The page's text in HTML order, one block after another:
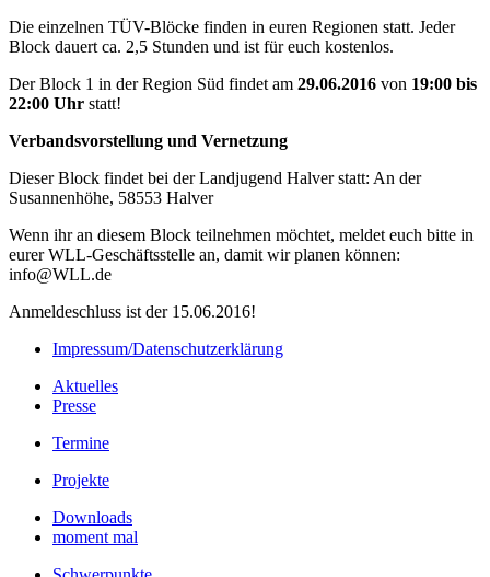
Die einzelnen TÜV-Blöcke finden in euren Regionen statt. Jeder
Block dauert ca. 2,5 Stunden und ist für euch kostenlos.
Der Block 1 in der Region Süd findet am 29.06.2016 von 19:00 bis
22:00 Uhr statt!
Verbandsvorstellung und Vernetzung
Dieser Block findet bei der Landjugend Halver statt: An der
Susannenhöhe, 58553 Halver
Wenn ihr an diesem Block teilnehmen möchtet, meldet euch bitte in
eurer WLL-Geschäftsstelle an, damit wir planen können:
info@WLL.de
Anmeldeschluss ist der 15.06.2016!
Impressum/Datenschutzerklärung
Aktuelles
Presse
Termine
Projekte
Downloads
moment mal